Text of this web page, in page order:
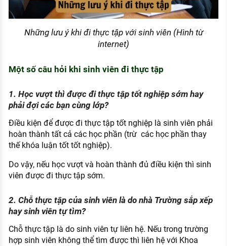
Những lưu ý khi đi thực tập với sinh viên (Hình từ
internet)
Một số câu hỏi khi sinh viên đi thực tập
1. Học vượt thì được đi thực tập tốt nghiệp sớm hay
phải đợi các bạn cùng lớp?
Điều kiện để được đi thực tập tốt nghiệp là sinh viên phải
hoàn thành tất cả các học phần (trừ các học phần thay
thế khóa luận tốt tốt nghiệp).
Do vậy, nếu học vượt và hoàn thành đủ điều kiện thì sinh
viên được đi thực tập sớm.
2. Chỗ thực tập của sinh viên là do nhà Trường sắp xếp
hay sinh viên tự tìm?
Chỗ thực tập là do sinh viên tự liên hệ. Nếu trong trường
hợp sinh viên không thể tìm được thì liên hệ với Khoa